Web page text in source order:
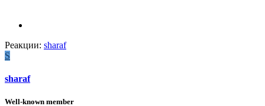
Реакции: sharaf
S
sharaf
Well-known member